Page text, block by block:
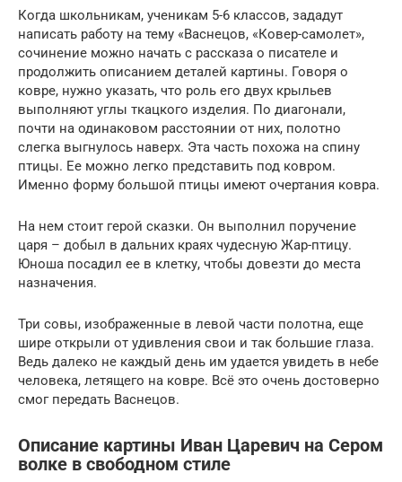
Когда школьникам, ученикам 5-6 классов, зададут
написать работу на тему «Васнецов, «Ковер-самолет»,
сочинение можно начать с рассказа о писателе и
продолжить описанием деталей картины. Говоря о
ковре, нужно указать, что роль его двух крыльев
выполняют углы ткацкого изделия. По диагонали,
почти на одинаковом расстоянии от них, полотно
слегка выгнулось наверх. Эта часть похожа на спину
птицы. Ее можно легко представить под ковром.
Именно форму большой птицы имеют очертания ковра.
На нем стоит герой сказки. Он выполнил поручение
царя – добыл в дальних краях чудесную Жар-птицу.
Юноша посадил ее в клетку, чтобы довезти до места
назначения.
Три совы, изображенные в левой части полотна, еще
шире открыли от удивления свои и так большие глаза.
Ведь далеко не каждый день им удается увидеть в небе
человека, летящего на ковре. Всё это очень достоверно
смог передать Васнецов.
Описание картины Иван Царевич на Сером
волке в свободном стиле